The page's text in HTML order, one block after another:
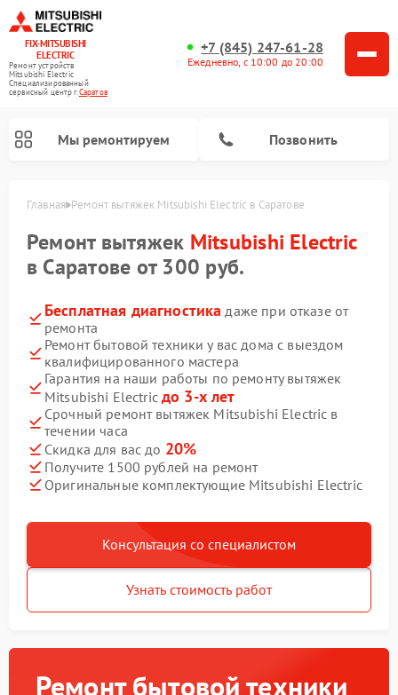
FIX-MITSUBISHI
ELECTRIC
Ремонт устройств
Mitsubishi Electric
Специализированный
cервисный центр г.Саратов
+7 (845) 247-61-28
Ежедневно, с 10:00 до 20:00
Мы ремонтируем Позвонить
Главная Ремонт вытяжек Mitsubishi Electric в Саратове
Ремонт вытяжек Mitsubishi Electric
в Саратове от 300 руб.
Бесплатная диагностика даже при отказе от
ремонта
Ремонт бытовой техники у вас дома с выездом
квалифицированного мастера
Гарантия на наши работы по ремонту вытяжек
Mitsubishi Electric до 3-х лет
Срочный ремонт вытяжек Mitsubishi Electric в
течении часа
Скидка для вас до 20%
Получите 1500 рублей на ремонт
Оригинальные комплектующие Mitsubishi Electric
Консультация со специалистом
Узнать стоимость работ
Ремонт бытовой техники